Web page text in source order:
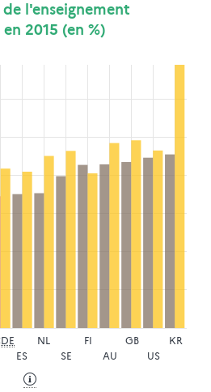
l'enseignement
2015 (en %)
NL FI GB
KR
ES SE AU US